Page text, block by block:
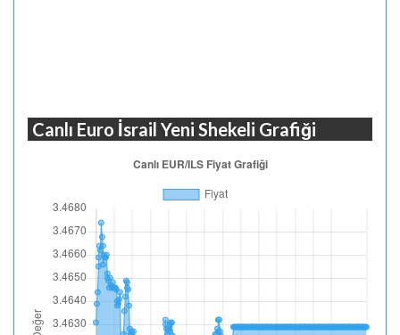
Canlı Euro İsrail Yeni Shekeli Grafiği